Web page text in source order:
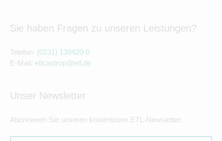
Sie haben Fragen zu unseren Leistungen?
Telefon: (0231) 138420-0
E-Mail: etlcastrop@etl.de
Unser Newsletter
Abonnieren Sie unseren kostenlosen ETL-Newsletter.